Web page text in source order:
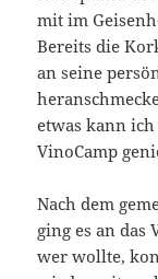
mit im
Bereits die
an seine
etwas kann
VinoCamp
Nach dem
ging es an
wer wollte,